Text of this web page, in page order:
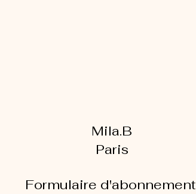
Mila.B
Paris
Formulaire d'abonnement